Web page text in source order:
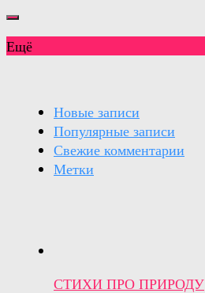
Ещё
Новые записи
Популярные записи
Свежие комментарии
Метки
СТИХИ ПРО ПРИРОДУ